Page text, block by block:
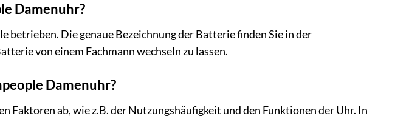
Damenuhr?
Die genaue Bezeichnung der Batterie finden Sie in der
von einem Fachmann wechseln zu lassen.
Damenuhr?
Faktoren ab, wie z.B. der Nutzungshäufigkeit und den Funktionen der Uhr. In